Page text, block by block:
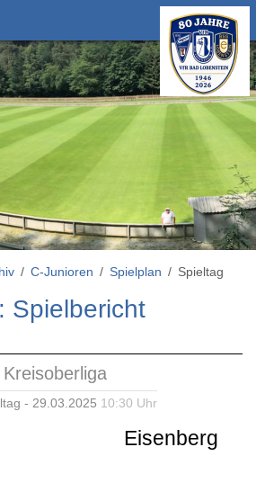
C-Junioren Spielplan Spieltag
Spielbericht
Kreisoberliga
- 29.03.2025 10:30 Uhr
Eisenberg